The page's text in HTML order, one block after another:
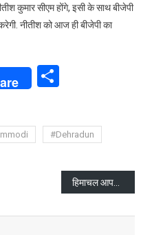
पावर
शेयरिंग
कुमार सीएम होंगे, इसी के साथ बीजेपी
नीतीश को आज ही बीजेपी का
Share
#Dehradun
हिमाचल आपदा विशेष राहत पैकेज पर सीएम सुख्खू का बड़ा बयान